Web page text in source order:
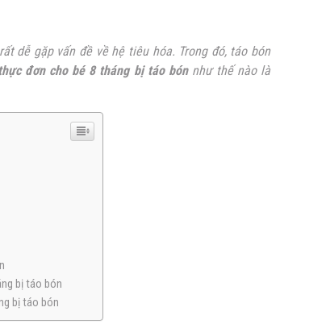
dễ gặp vấn đề về hệ tiêu hóa. Trong đó, táo bón
đơn cho bé 8 tháng bị táo bónnhư thế nào là
bị táo bón
bị táo bón